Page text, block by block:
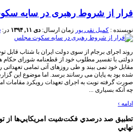
فرار از شروط رهبری در سایه
نویسنده : کمیل نقی پور زمان ارسال:دی ۱۱, ۱۳۹۴ در:
روند اجرای برجام از سوی دولت ایران با شتاب
دولتی با تفسیر مطلوب خود از قطعنامه شورای حکام
مقابل خود نمی بیند و طی روزهای آتی تمامی تعهداتی
صورت گرفته نوبت به اجرای تعهدات رویکرد مقامات
چه آنکه بسیاری ...
ادامه ›
تطبيق صد درصدي فکت‌شيت امریکايي‌ها از
نهايي